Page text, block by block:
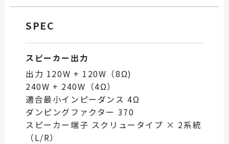
SPEC
スピーカー出力
出力 120W + 120W（8Ω)
240W + 240W（4Ω）
適合最小インピーダンス 4Ω
ダンピングファクター 370
スピーカー端子 スクリュータイプ × 2系統
（L/R）